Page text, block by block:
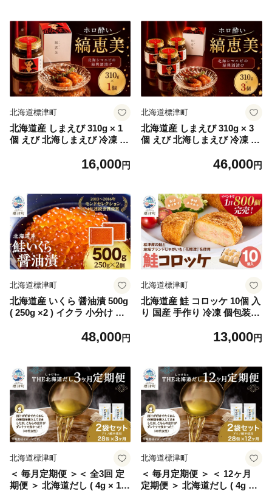
レンチン お歳暮 お中元 肉ま
ん にくまん 肉饅頭 北海道 標
津町
レンジ レンチン お歳暮 お中
元 肉まん にくまん 肉饅頭 北
海道 標津町
北海道標津町
北海道産 しまえび 310g × 1
個 えび 北海しまえび 冷凍 え
すめ おいしい おつまみ つま
シマエビ 冷凍エビ 冷凍えび
シュリンプ 急速冷凍 魚貝類
魚介類 お祝い 天ぷら エビチ
リ 唐揚げ ガーリックシュリ
ンプ 味噌汁 出汁 えび出汁 家
族 贈答 北海道 標津町
16,000円
北海道標津町
北海道産 しまえび 310g × 3
個 えび 北海しまえび 冷凍 え
すめ おいしい おつまみ つま
シマエビ 冷凍エビ 冷凍えび
シュリンプ 急速冷凍 魚貝類
魚介類 お祝い 天ぷら エビチ
リ 唐揚げ ガーリックシュリ
ンプ 味噌汁 出汁 えび出汁 家
族 贈答 北海道 標津町
46,000円
北海道標津町
北海道産 いくら 醤油漬 500g
( 250g ×2 ) イクラ 小分け 国
サケ 鮭 鮭いくら 鮭イクラ い
道 魚卵 天然 いくら醤油漬け
ikura 冷凍 冷凍いくら 冷凍イ
クラ 鮭卵 魚介類 魚貝類 海鮮
本場 ちらし寿司 ごほうび 贈
答 送りもの 母の日 GW 北海
道 標津町
48,000円
北海道標津町
北海道産 鮭 コロッケ 10個 入
り 国産 手作り 冷凍 個包装
も いも 芋 鮭コロッケ 手作り
もん 惣菜 お惣菜 揚げ物 おか
ず おやつ 家族 子ども こども
子供 北海道 標津町
13,000円
北海道標津町
＜ 毎月定期便 ＞＜ 全3回 定
期便 ＞ 北海道だし ( 4g × 14
北海道標津町
＜ 毎月定期便 ＞ ＜ 12ヶ月
定期便 ＞ 北海道だし ( 4g × 1